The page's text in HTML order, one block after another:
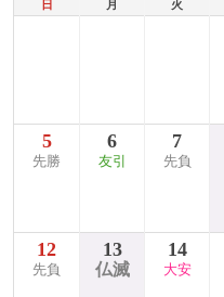
日 月 火
5
先勝
6
友引
7
先負
12
先負
13
仏滅
14
大安